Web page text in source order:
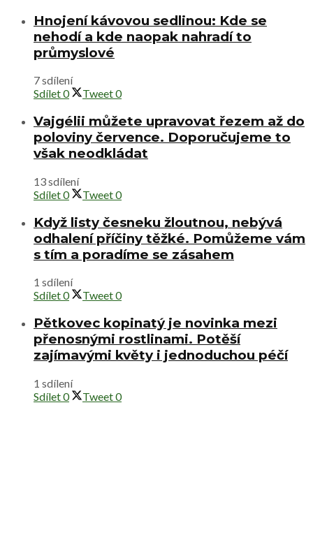
Hnojení kávovou sedlinou: Kde se
nehodí a kde naopak nahradí to
průmyslové
7 sdílení
Sdílet0 Tweet0
Vajgélii můžete upravovat řezem až do
poloviny července. Doporučujeme to
však neodkládat
13 sdílení
Sdílet0 Tweet0
Když listy česneku žloutnou, nebývá
odhalení příčiny těžké. Pomůžeme vám
s tím a poradíme se zásahem
1 sdílení
Sdílet0 Tweet0
Pětkovec kopinatý je novinka mezi
přenosnými rostlinami. Potěší
zajímavými květy i jednoduchou péčí
1 sdílení
Sdílet0 Tweet0